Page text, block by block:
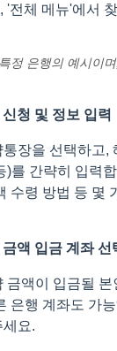
'전체 메뉴'에서
정 은행의 예시이
청 및 정보 입력
장을 선택하고,
)를 간략히 입력
수령 방법 등 몇
액 입금 계좌 선
금액이 입금될
은행 계좌도 가
세요.